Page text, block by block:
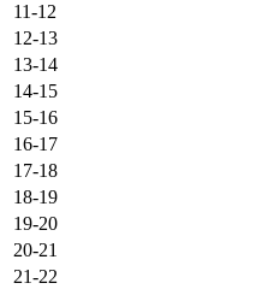
11-12
12-13
13-14
14-15
15-16
16-17
17-18
18-19
19-20
20-21
21-22